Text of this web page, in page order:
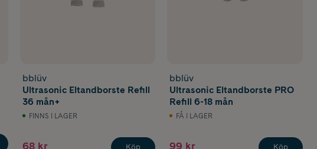
bblüv
Ultrasonic Eltandborste Refill
36 mån+
FINNS I LAGER
68 kr Köp
bblüv
Ultrasonic Eltandborste PRO
Refill 6-18 mån
FÅ I LAGER
99 kr Köp